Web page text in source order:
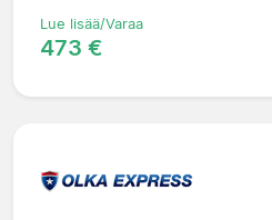
Lue lisää/Varaa
473 €